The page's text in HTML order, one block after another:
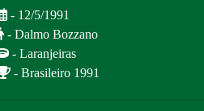
- 12/5/1991
- Dalmo Bozzano
- Laranjeiras
- Brasileiro 1991